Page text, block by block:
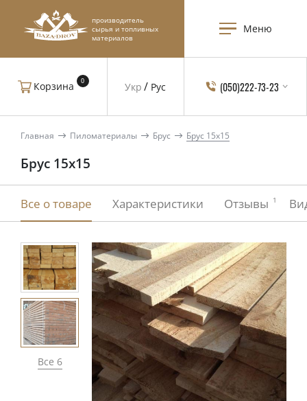
производитель
сырья и топливных
материалов
Меню
Укр Рус
Корзина 0 (050)222-73-23
Главная Пиломатериалы Брус Брус 15x15
Брус 15x15
Все о товаре Характеристики Отзывы 1
Все 6